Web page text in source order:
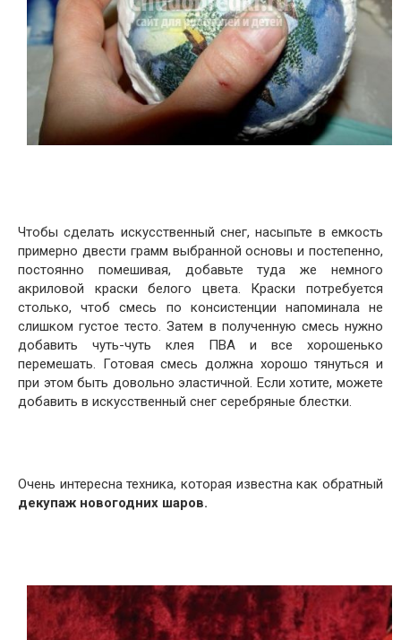
Чтобы сделать искусственный снег, насыпьте в емкость
примерно двести грамм выбранной основы и постепенно,
постоянно помешивая, добавьте туда же немного
акриловой краски белого цвета. Краски потребуется
столько, чтоб смесь по консистенции напоминала не
слишком густое тесто. Затем в полученную смесь нужно
добавить чуть-чуть клея ПВА и все хорошенько
перемешать. Готовая смесь должна хорошо тянуться и
при этом быть довольно эластичной. Если хотите, можете
добавить в искусственный снег серебряные блестки.
Очень интересна техника, которая известна как обратный
декупаж новогодних шаров.